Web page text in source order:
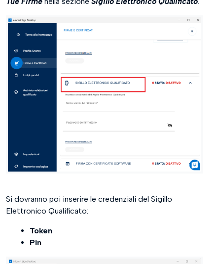
Si dovranno poi inserire le credenziali del Sigillo
Elettronico Qualificato:
Token
Pin